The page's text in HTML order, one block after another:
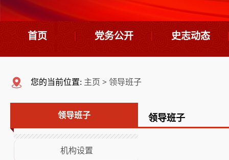
首页 党务公开
领导班子
荣誉展示
史志动态
您的当前位置: 主页 > 领导班子
领导班子
机构设置
领导班子